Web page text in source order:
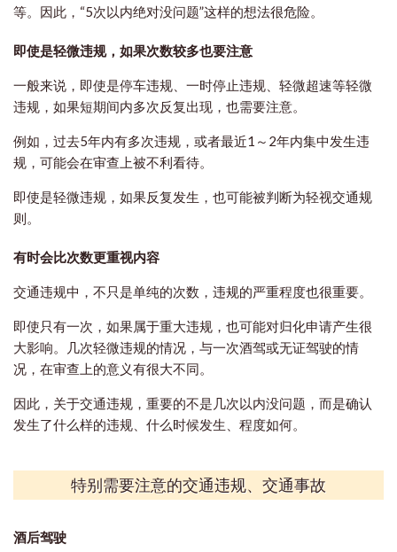
等。 因此，“5次以内绝对没问题”这样的想法很危险。
即使是轻微违规，如果次数较多也要注意
一般来说，即使是停车违规、一时停止违规、轻微超速等轻微
违规，如果短期间内多次反复出现，也需要注意。
例如，过去5年内有多次违规，或者最近1～2年内集中发生违
规，可能会在审查上被不利看待。
即使是轻微违规，如果反复发生，也可能被判断为轻视交通规
则。
有时会比次数更重视内容
交通违规中，不只是单纯的次数，违规的严重程度也很重要。
即使只有一次，如果属于重大违规，也可能对归化申请产生很
大影响。几次轻微违规的情况，与一次酒驾或无证驾驶的情
况，在审查上的意义有很大不同。
因此，关于交通违规，重要的不是几次以内没问题，而是确认
发生了什么样的违规、什么时候发生、程度如何。
特别需要注意的交通违规、交通事故
酒后驾驶